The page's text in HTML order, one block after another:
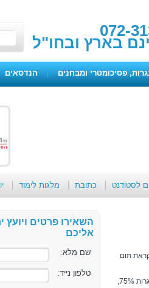
072-
בארץ ובחו"ל
פסיכומטרי ומבחנים | הנדסאים
לסטודנט כתובת מלגות לימוד
השאירו פרטים ויועץ
אליכם
שם מלא:
טלפון נייד:
לקראת תום
3. מועמדים שיגישו ציון פסיכומטרי, בהערכה ישמש הציון המשוקלל של בחינת הבגרות 75%,